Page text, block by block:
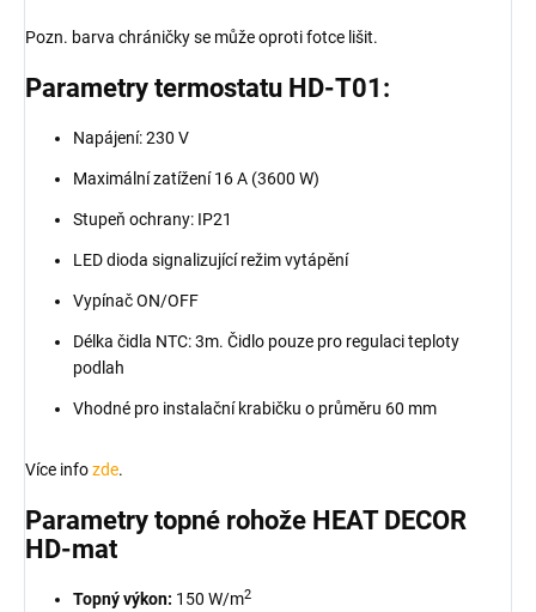
Pozn. barva chráničky se může oproti fotce lišit.
Parametry termostatu HD-T01:
Napájení: 230 V
Maximální zatížení 16 A (3600 W)
Stupeň ochrany: IP21
LED dioda signalizující režim vytápění
Vypínač ON/OFF
Délka čidla NTC: 3m. Čidlo pouze pro regulaci teploty
podlah
Vhodné pro instalační krabičku o průměru 60 mm
Více infozde.
Parametry topné rohože HEAT DECOR
HD-mat
Topný výkon: 150 W/m2